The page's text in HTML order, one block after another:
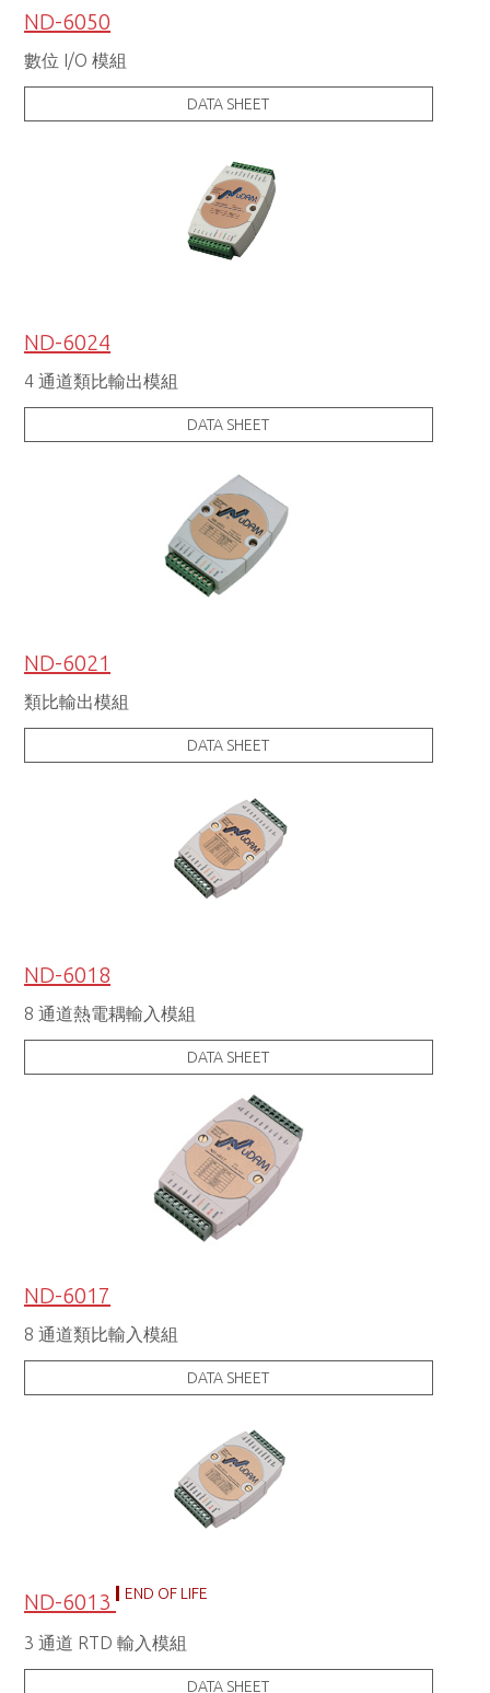
ND-6050
數位 I/O 模組
DATA SHEET
ND-6024
4 通道類比輸出模組
DATA SHEET
ND-6021
類比輸出模組
DATA SHEET
ND-6018
8 通道熱電耦輸入模組
DATA SHEET
ND-6017
8 通道類比輸入模組
DATA SHEET
ND-6013 END OF LIFE
3 通道 RTD 輸入模組
DATA SHEET